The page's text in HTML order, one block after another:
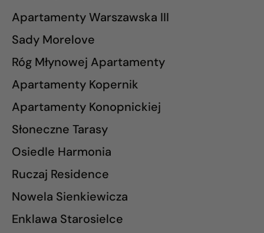
Apartamenty Warszawska III
Sady Morelove
Róg Młynowej Apartamenty
Apartamenty Kopernik
Apartamenty Konopnickiej
Słoneczne Tarasy
Osiedle Harmonia
Ruczaj Residence
Nowela Sienkiewicza
Enklawa Starosielce